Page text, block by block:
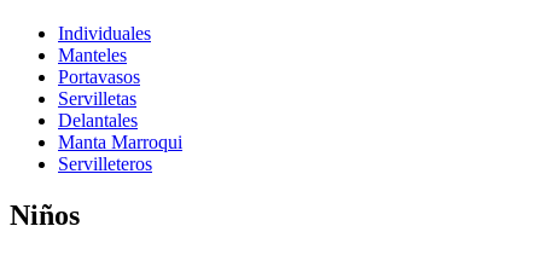
Individuales
Manteles
Portavasos
Servilletas
Delantales
Manta Marroqui
Servilleteros
Niños